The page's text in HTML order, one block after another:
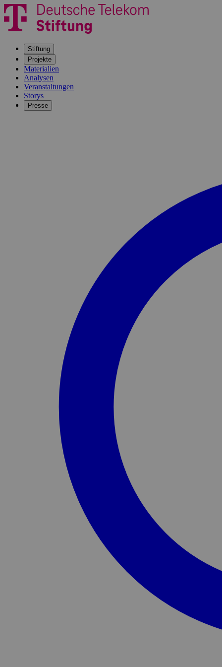
Stiftung
Projekte
Materialien
Analysen
Veranstaltungen
Storys
Presse